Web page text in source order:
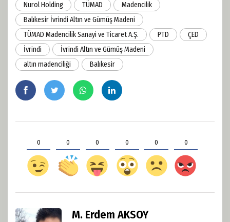
​​​​​​​Nurol Holding TÜMAD
Madencilik
Balıkesir İvrindi Altın ve Gümüş Madeni
TÜMAD Madencilik Sanayi ve Ticaret A.Ş.
PTD
ÇED
İvrindi
İvrindi Altın ve Gümüş Madeni
altın madenciliği
Balıkesir
0 0 0 0 0 0
M. Erdem AKSOY